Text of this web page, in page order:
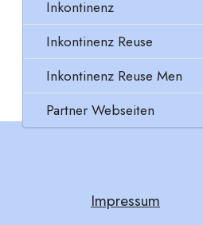
Inkontinenz
Inkontinenz Reuse
Inkontinenz Reuse Men
Partner Webseiten
Impressum